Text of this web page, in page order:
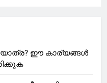
യാത്ര? ഈ കാര്യങ്ങള്‍